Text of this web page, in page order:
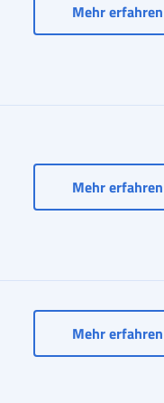
Mehr erfahren
Einziges PortalMehr erfahren
Mehr erfahren